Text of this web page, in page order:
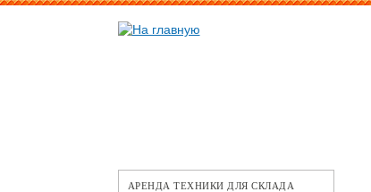
АРЕНДА ТЕХНИКИ ДЛЯ СКЛАДА